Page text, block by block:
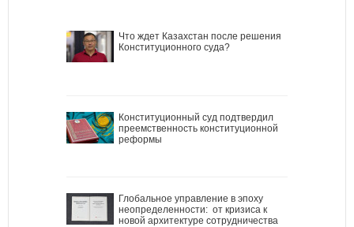
Что ждет Казахстан после решения
Конституционного суда?
Конституционный суд подтвердил
преемственность конституционной
реформы
Глобальное управление в эпоху
неопределенности: от кризиса к
новой архитектуре сотрудничества